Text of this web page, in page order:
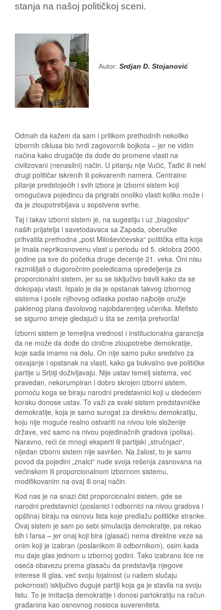
stanja na našoj političkoj sceni.
Autor: Srdjan D. Stojanović
Odmah da kažem da sam i prilikom prethodnih nekoliko
izbornih ciklusa bio tvrdi zagovornik bojkota – jer ne vidim
načina kako drugačije da dođe do promene vlasti na
civilizovani (nenasilni) način. U pitanju nije Vučić, Tadić ili neki
drugi političar iskrenih ili pokvarenih namera. Centralno
pitanje predstojećih i svih izbora je izborni sistem koji
omogućava pojedincu da prigrabi onoliko vlasti koliko može i
da je zloupotrebljava u sopstvene svrhe.
Taj i takav izborni sistem je, na sugestiju i uz „blagoslov“
naših prijatelja i savetodavaca sa Zapada, oberučke
prihvatila prethodna „post Miloševićevska“ politička elita koja
je imala neprikosnovenu vlast u periodu od 5. oktobra 2000.
godine pa sve do početka druge decenije 21. veka. Oni nisu
razmišljali o dugoročnim posledicama opredeljenja za
proporcionalni sistem, jer su se isključivo bavili kako da se
dokopaju vlasti. Ispalo je da je opstanak takvog izbornog
sistema i posle njihovog odlaska postao najbolje oružje
paklenog plana đavolovog najobdarenijeg učenika. Mefisto
se sigurno smeje gledajući u šta se zemlja pretvorila!
Izborni sistem je temeljna vrednost i institucionalna garancija
da ne može da dođe do cinične zloupotrebe demokratije,
koje sada imamo na delu. On nije samo puko sredstvo za
osvajanje i opstanak na vlasti, kako ga bukvalno sve političke
partije u Srbiji doživljavaju. Nije ustav temelj sistema, već
pravedan, nekorumpiran i dobro skrojen izborni sistem,
pomoću koga se biraju narodni predstavnici koji u sledećem
koraku donose ustav. To važi za svaki sistem predstavničke
demokratije, koja je samo surogat za direktnu demokratiju,
koju nije moguće realno ostvariti na nivou iole složenije
države, već samo na nivou pojedinačnih gradova (polisa).
Naravno, reći će mnogi eksperti ili partijski „stručnjaci“,
nijedan izborni sistem nije savršen. Na žalost, to je samo
povod da pojedini „znalci“ nude svoja rešenja zasnovana na
većinskom ili proporcionalnom izbornom sistemu,
modifikovanim na ovaj ili onaj način.
Kod nas je na snazi čist proporcionalni sistem, gde se
narodni predstavnici (poslanici i odbornici na nivou gradova i
opština) biraju na osnovu lista koje predlažu političke stranke.
Ovaj sistem je sam po sebi simulacija demokratije, pa rekao
bih i farsa – jer onaj koji bira (glasač) nema direktne veze sa
onim koji je izabran (poslanikom ili odbornikom), osim kada
mu daje glas jednom u izbornoj godini. Tako izabrano lice ne
oseća obavezu prema glasaču da predstavlja njegove
interese ili glas, već svoju lojalnost (u našem slučaju
pokornost) isključivo duguje partiji koja ga je stavila na svoju
listu. To je imitacija demokratije i donosi partokratiju na račun
građanina kao osnovnog nosioca suvereniteta.